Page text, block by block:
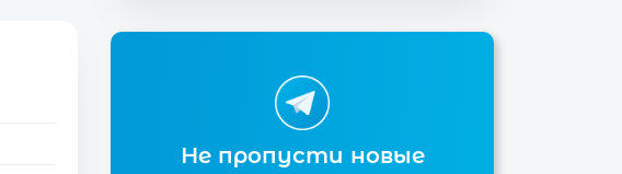
Не пропусти новые